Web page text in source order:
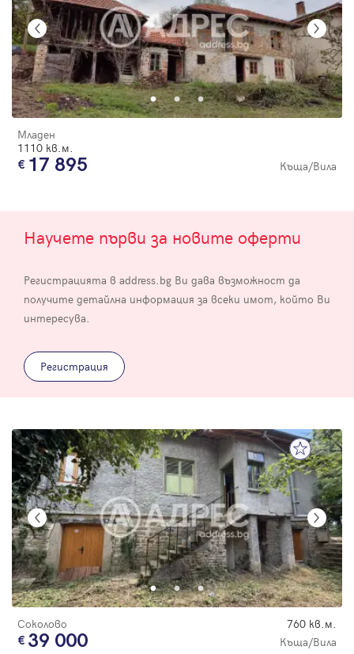
Младен
1110 кв.м.
17 895 Къща/Вила
Научете първи за новите оферти
Регистрацията в address.bg Ви дава възможност да
получите детайлна информация за всеки имот, който Ви
интересува.
Регистрация
Соколово 760 кв.м.
39 000 Къща/Вила